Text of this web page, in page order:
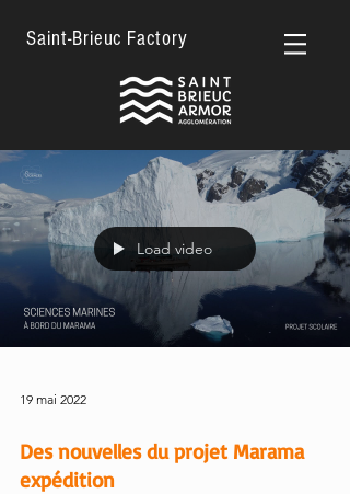
Saint-Brieuc Factory
Load video
19 mai 2022
Des nouvelles du projet Marama
expédition